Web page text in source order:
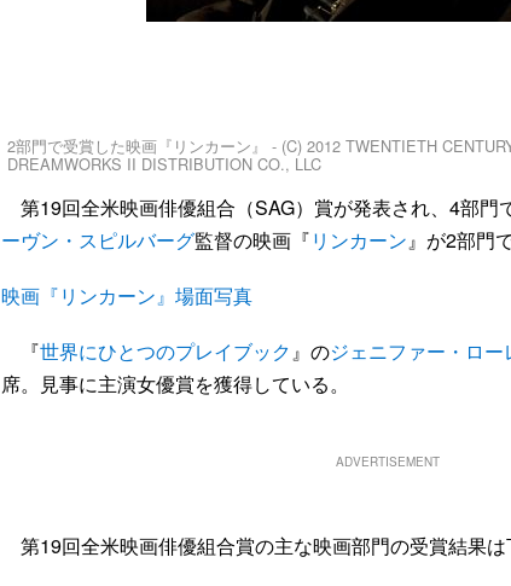
2部門で受賞した映画『リンカーン』 - (C) 2012 TWENTIETH
DREAMWORKS II DISTRIBUTION CO., LLC
第19回全米映画俳優組合（SAG）賞が発表され、4部門
ーヴン・スピルバーグ監督の映画『リンカーン』が2部門
映画『リンカーン』場面写真
『世界にひとつのプレイブック』のジェニファー・ロー
席。見事に主演女優賞を獲得している。
ADVERTISEMENT
第19回全米映画俳優組合賞の主な映画部門の受賞結果は